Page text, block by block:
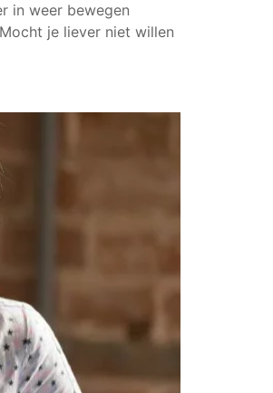
in weer bewegen
je liever niet willen